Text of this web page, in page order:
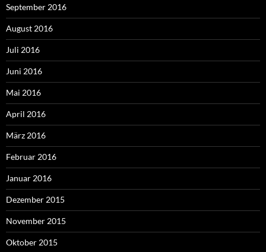
September 2016
August 2016
Juli 2016
Juni 2016
Mai 2016
April 2016
März 2016
Februar 2016
Januar 2016
Dezember 2015
November 2015
Oktober 2015